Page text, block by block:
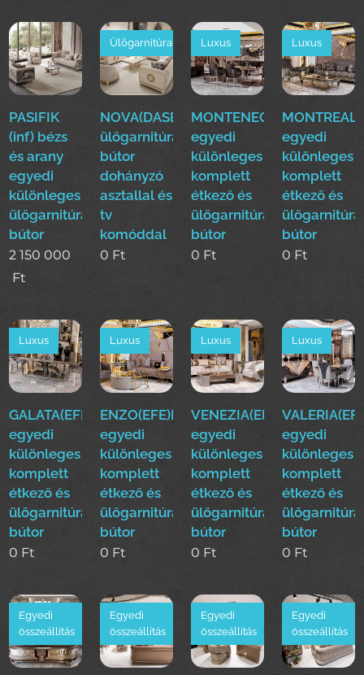
PASIFIK
(inf) bézs
és arany
egyedi
különleges
ülőgarnitúra
bútor
2 150 000
Ft
NOVA(DASE)
ülőgarnitúra
bútor
dohányzó
asztallal és
tv
komóddal
Ülőgarnitúra
0 Ft
MONTENEGRO(EFE)Luxus
egyedi
különleges
komplett
étkező és
ülőgarnitúra
bútor
Luxus
0 Ft
egyedi
különleges
komplett
étkező és
ülőgarnitúra
bútor
Luxus
0 Ft
GALATA(EFE)Luxus
egyedi
különleges
komplett
étkező és
ülőgarnitúra
bútor
Luxus
0 Ft
ENZO(EFE)Luxus
egyedi
különleges
komplett
étkező és
ülőgarnitúra
bútor
Luxus
0 Ft
VENEZIA(EFE)Luxus
egyedi
különleges
komplett
étkező és
ülőgarnitúra
bútor
Luxus
0 Ft
egyedi
különleges
komplett
étkező és
ülőgarnitúra
bútor
Luxus
0 Ft
Egyedi
összeállítás
Egyedi
összeállítás
Egyedi
összeállítás
Egyedi
összeállítás